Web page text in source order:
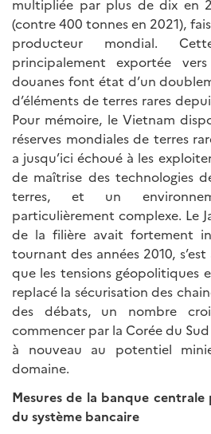
multipliée par plus de dix en
(contre 400 tonnes en 2021),
producteur mondial.
principalement exportée
douanes font état d’un
d’éléments de terres rares
Pour mémoire, le Vietnam
réserves mondiales de terres
a jusqu’ici échoué à les
de maîtrise des technologies
terres, et un
particulièrement complexe. Le
de la filière avait fortement
tournant des années 2010,
que les tensions géopolitiques
replacé la sécurisation des
des débats, un nombre
commencer par la Corée du
à nouveau au potentiel
domaine.
Mesures de la banque
du système bancaire